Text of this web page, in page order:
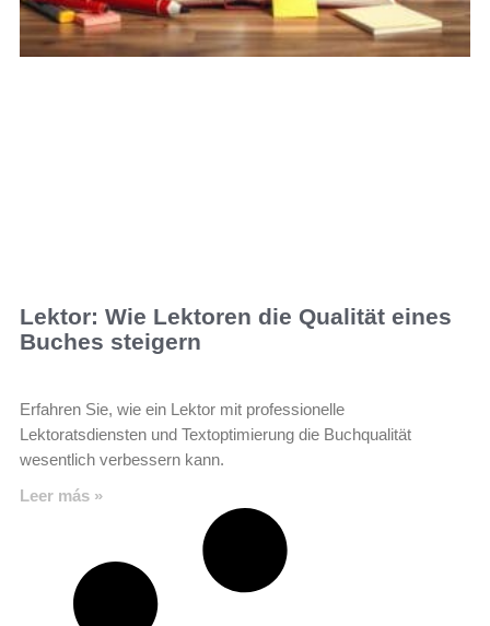
Lektor: Wie Lektoren die Qualität eines
Buches steigern
Erfahren Sie, wie ein Lektor mit professionelle
Lektoratsdiensten und Textoptimierung die Buchqualität
wesentlich verbessern kann.
Leer más »